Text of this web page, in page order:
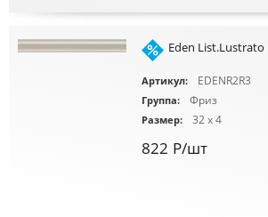
Eden List.Lustrato
Артикул: EDENR2R3
Группа: Фриз
Размер: 32 x 4
822 Р/шт